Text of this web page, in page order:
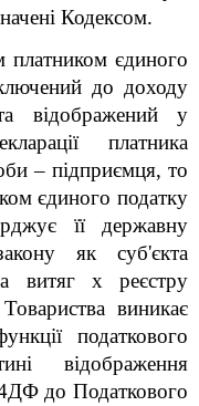
Кодексом.
єдиного
до доходу
відображений у
платника
– підприємця, то
єдиного податку
її державну
як суб'єкта
витяг х реєстру
виникає
податкового
відображення
4ДФ до Податкового